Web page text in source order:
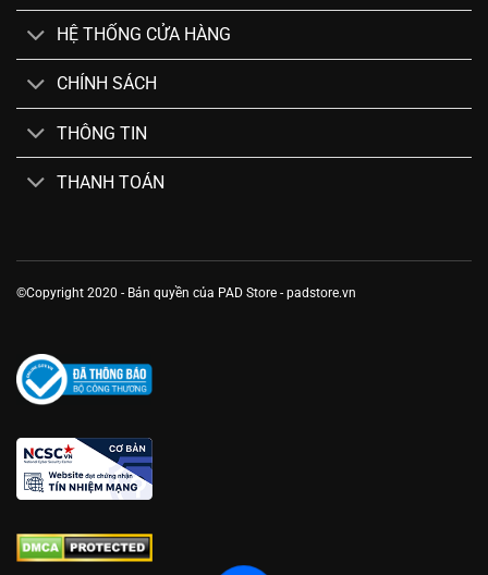
HỆ THỐNG CỬA HÀNG
CHÍNH SÁCH
THÔNG TIN
THANH TOÁN
©Copyright 2020 - Bản quyền của PAD Store - padstore.vn